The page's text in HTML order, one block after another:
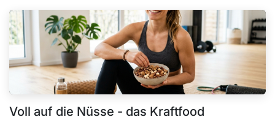
Voll auf die Nüsse - das Kraftfood